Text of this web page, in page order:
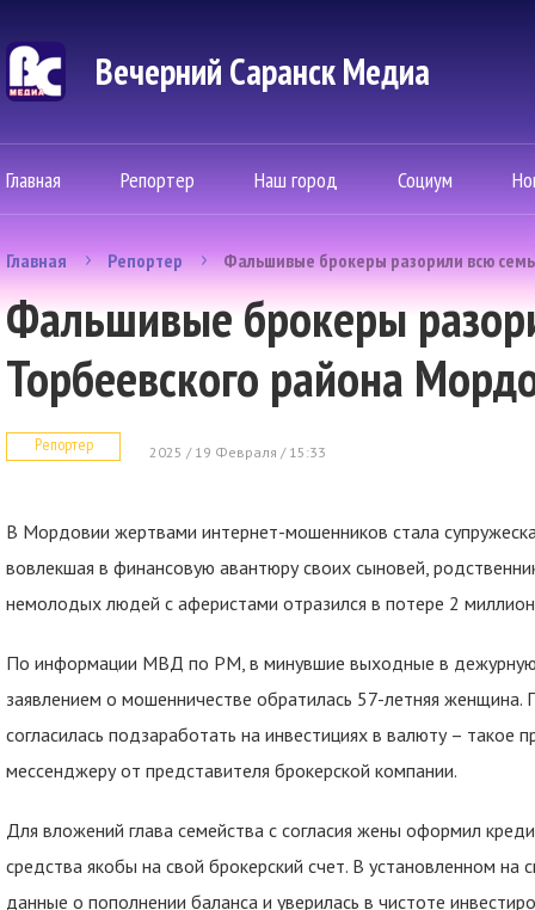
Вечерний Саранск Mедиа
Главная Репортер Наш город Социум
Главная Репортер Фальшивые брокеры разорили всю
Фальшивые брокеры
Торбеевского района
Репортер 2025 / 19 Февраля / 15:33
В Мордовии жертвами интернет-мошенников стала
вовлекшая в финансовую авантюру своих сыновей,
немолодых людей с аферистами отразился в потере 2
По информации МВД по РМ, в минувшие выходные в дежурную
заявлением о мошенничестве обратилась 57-летняя
согласилась подзаработать на инвестициях в валюту – такое
мессенджеру от представителя брокерской компании.
Для вложений глава семейства с согласия жены оформил
средства якобы на свой брокерский счет. В установленном
данные о пополнении баланса и уверилась в чистоте